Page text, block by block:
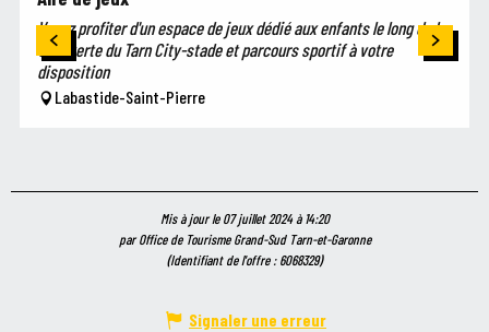
Venez profiter d'un espace de jeux dédié aux enfants le long de la
voie verte du Tarn City-stade et parcours sportif à votre
disposition
Labastide-Saint-Pierre
Mis à jour le 07 juillet 2024 à 14:20
par Office de Tourisme Grand-Sud Tarn-et-Garonne
(Identifiant de l'offre :6068329)
Signaler une erreur